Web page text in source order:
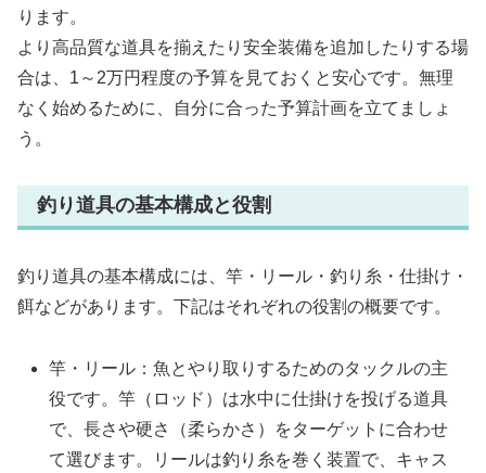
ります。
より高品質な道具を揃えたり安全装備を追加したりする場
合は、1～2万円程度の予算を見ておくと安心です。無理
なく始めるために、自分に合った予算計画を立てましょ
う。
釣り道具の基本構成と役割
釣り道具の基本構成には、竿・リール・釣り糸・仕掛け・
餌などがあります。下記はそれぞれの役割の概要です。
竿・リール：魚とやり取りするためのタックルの主
役です。竿（ロッド）は水中に仕掛けを投げる道具
で、長さや硬さ（柔らかさ）をターゲットに合わせ
て選びます。リールは釣り糸を巻く装置で、キャス